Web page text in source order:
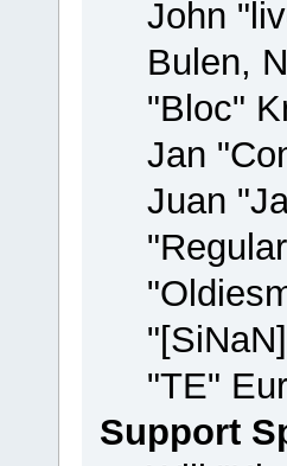
John
Bulen,
"Bloc"
Jan
Juan
"TE"
Support